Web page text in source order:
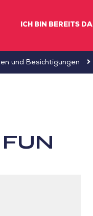
ICH BIN BEREITS DA
und Besichtigungen